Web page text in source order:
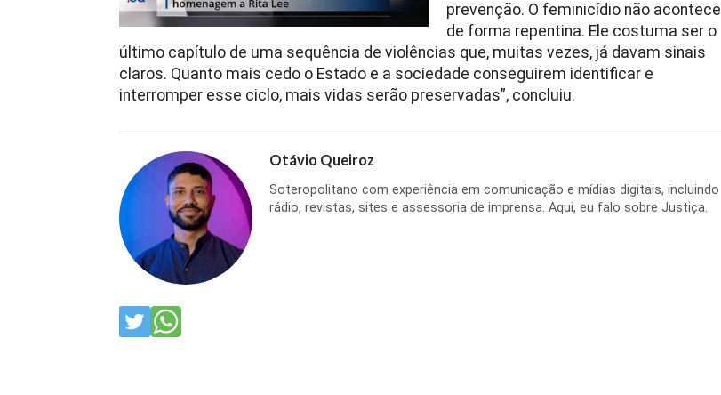
prevenção. O feminicídio não acontece
de forma repentina. Ele costuma ser o
último capítulo de uma sequência de violências que, muitas vezes, já davam sinais
claros. Quanto mais cedo o Estado e a sociedade conseguirem identificar e
interromper esse ciclo, mais vidas serão preservadas”, concluiu.
Otávio Queiroz
Soteropolitano com experiência em comunicação e mídias digitais, incluindo
rádio, revistas, sites e assessoria de imprensa. Aqui, eu falo sobre Justiça.